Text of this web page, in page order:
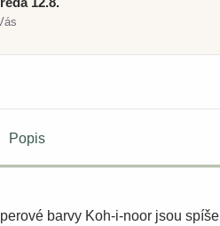
Popis
barvy Koh-i-noor jsou